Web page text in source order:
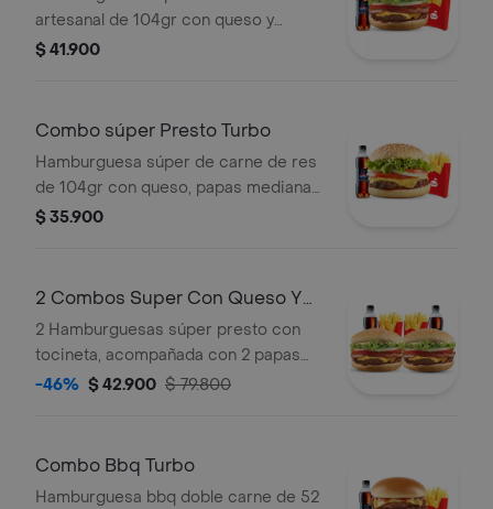
artesanal de 104gr con queso y
tocineta, papas medianas, 1 copa de
$ 41.900
Combo súper Presto Turbo
Hamburguesa súper de carne de res
de 104gr con queso, papas medianas,
1 copa de salsa Presto y gaseosa.
$ 35.900
2 Combos Super Con Queso Y
Tocineta Turb
2 Hamburguesas súper presto con
tocineta, acompañada con 2 papas
medianas y 2 bebidas pet 400ml.
-46% $ 42.900 $ 79.800
Combo Bbq Turbo
Hamburguesa bbq doble carne de 52